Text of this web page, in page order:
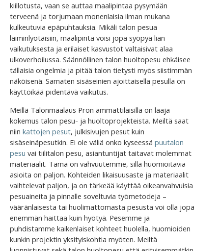
kiillotusta, vaan se auttaa maalipintaa pysymään
terveenä ja torjumaan monenlaisia ilman mukana
kulkeutuvia epäpuhtauksia. Mikäli talon pesua
laiminlyötäisiin, maalipinta voisi jopa syöpyä lian
vaikutuksesta ja erilaiset kasvustot valtaisivat alaa
ulkoverhoilussa. Säännöllinen talon huoltopesu ehkäisee
tällaisia ongelmia ja pitää talon tietysti myös siistimmän
näköisenä. Samaten sisäseinien ajoittaisella pesulla on
käyttöikää pidentävä vaikutus.
Meillä Talonmaalaus Pron ammattilaisilla on laaja
kokemus talon pesu- ja huoltoprojekteista. Meiltä saat
niin kattojen pesut, julkisivujen pesut kuin
sisäseinäpesutkin. Ei ole väliä onko kyseessä puutalon
pesu vai tiilitalon pesu, asiantuntijat taitavat molemmat
materiaalit. Tämä on vahvuutemme, sillä huomioitavia
asioita on paljon. Kohteiden likaisuusaste ja materiaalit
vaihtelevat paljon, ja on tärkeää käyttää oikeanvahvuisia
pesuaineita ja pinnalle soveltuvia työmetodeja –
vääränlaisesta tai huolimattomasta pesusta voi olla jopa
enemmän haittaa kuin hyötyä. Pesemme ja
puhdistamme kaikenlaiset kohteet huolella, huomioiden
kunkin projektin yksityiskohtia myöten. Meiltä